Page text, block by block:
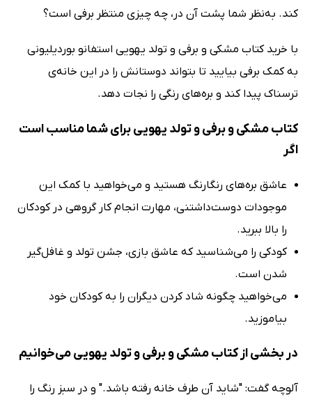
کند. به‌نظر شما پشت آن در، چه چیزی منتظر برفی است؟
با خرید کتاب مشکی و برفی و تولد یهویی استفانو بوردیلیونی
به کمک برفی بیایید تا بتواند دوستانش را در این خانه‌ی
ترسناک پیدا کند و بره‌های رنگی را نجات دهد.
کتاب مشکی و برفی و تولد یهویی برای شما مناسب است
اگر
عاشق بره‌های رنگارنگ هستید و می‌خواهید با کمک این
موجودات دوست‌داشتنی، مهارت انجام کار گروهی در کودکان
را بالا ببرید.
کودکی را می‌شناسید که عاشق بازی، جشن تولد و غافل‌گیر
شدن است.
می‌خواهید چگونه شاد کردن دیگران را به کودکان خود
بیاموزید.
در بخشی از کتاب مشکی و برفی و تولد یهویی می‌خوانیم
آلوچه گفت: "شاید آن طرف خانه رفته باشد." و در سبز رنگ را